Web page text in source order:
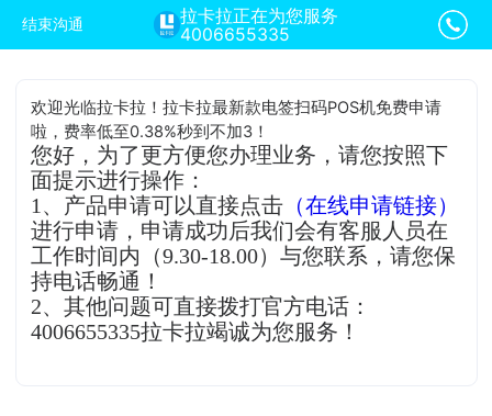
结束沟通
拉卡拉正在为您服务
4006655335
欢迎光临拉卡拉！拉卡拉最新款电签扫码POS机免费申请
啦，费率低至0.38%秒到不加3！
您好，为了更方便您办理业务，请您按照下
面提示进行操作：
1、产品申请可以直接点击 （在线申请链接）
进行申请，申请成功后我们会有客服人员在
工作时间内（9.30-18.00）与您联系，请您保
持电话畅通！
2、其他问题可直接拨打官方电话：
4006655335拉卡拉竭诚为您服务！